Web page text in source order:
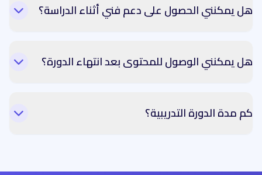
هل يمكنني الحصول على دعم فني أثناء الدراسة؟
هل يمكنني الوصول للمحتوى بعد انتهاء الدورة؟
كم مدة الدورة التدريبية؟